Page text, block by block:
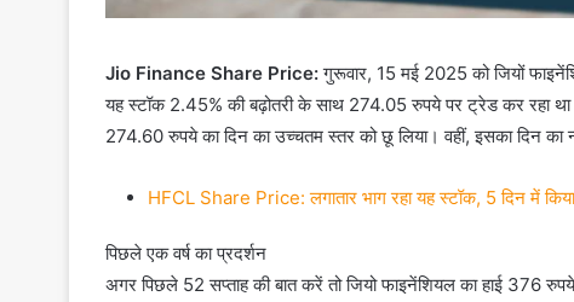
Jio Finance Share Price:गुरूवार, 15 मई 2025 को जियों
यह स्टॉक 2.45% की बढ़ोतरी के साथ 274.05 रुपये पर ट्रेड कर रहा
274.60 रुपये का दिन का उच्चतम स्तर को छू लिया। वहीं, इसका दिन
HFCL Share Price: लगातार भाग रहा यह स्टॉक, 5 दिन में
पिछले एक वर्ष का प्रदर्शन
अगर पिछले 52 सप्ताह की बात करें तो जियो फाइनेंशियल का हाई 376